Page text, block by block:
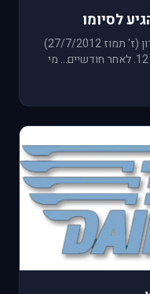
בשקט ובחשאי הסתיים לו ביום ד' האחרון (ז' תמוז 27/7/2012)